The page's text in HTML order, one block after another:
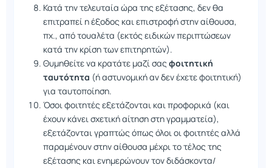
Κατά την τελευταία ώρα της εξέτασης, δεν θα
επιτραπεί η έξοδος και επιστροφή στην αίθουσα,
πχ., από τουαλέτα (εκτός ειδικών περιπτώσεων
κατά την κρίση των επιτηρητών).
Θυμηθείτε να κρατάτε μαζί σας φοιτητική
ταυτότητα (ή αστυνομική αν δεν έχετε φοιτητική)
για ταυτοποίηση.
Όσοι φοιτητές εξετάζονται και προφορικά (και
έχουν κάνει σχετική αίτηση στη γραμματεία),
εξετάζονται γραπτώς όπως όλοι οι φοιτητές αλλά
παραμένουν στην αίθουσα μέχρι το τέλος της
εξέτασης και ενημερώνουν τον διδάσκοντα/